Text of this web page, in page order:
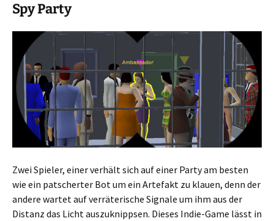
Spy Party
Zwei Spieler, einer verhält sich auf einer Party am besten
wie ein patscherter Bot um ein Artefakt zu klauen, denn der
andere wartet auf verräterische Signale um ihm aus der
Distanz das Licht auszuknippsen. Dieses Indie-Game lässt in